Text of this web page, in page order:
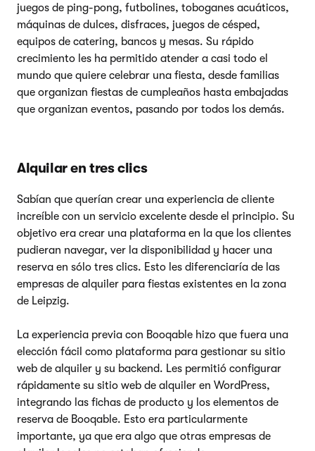
juegos de ping-pong, futbolines, toboganes acuáticos,
máquinas de dulces, disfraces, juegos de césped,
equipos de catering, bancos y mesas. Su rápido
crecimiento les ha permitido atender a casi todo el
mundo que quiere celebrar una fiesta, desde familias
que organizan fiestas de cumpleaños hasta embajadas
que organizan eventos, pasando por todos los demás.
Alquilar en tres clics
Sabían que querían crear una experiencia de cliente
increíble con un servicio excelente desde el principio. Su
objetivo era crear una plataforma en la que los clientes
pudieran navegar, ver la disponibilidad y hacer una
reserva en sólo tres clics. Esto les diferenciaría de las
empresas de alquiler para fiestas existentes en la zona
de Leipzig.
La experiencia previa con Booqable hizo que fuera una
elección fácil como plataforma para gestionar su sitio
web de alquiler y su backend. Les permitió configurar
rápidamente su sitio web de alquiler en WordPress,
integrando las fichas de producto y los elementos de
reserva de Booqable. Esto era particularmente
importante, ya que era algo que otras empresas de